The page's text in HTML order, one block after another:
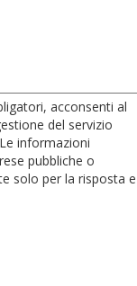
acconsenti al
del servizio
informazioni
pubbliche o
solo per la risposta e